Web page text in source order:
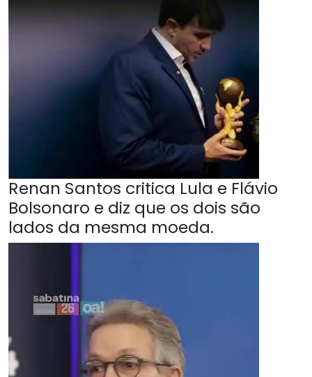
Renan Santos critica Lula e Flávio
Bolsonaro e diz que os dois são
lados da mesma moeda.